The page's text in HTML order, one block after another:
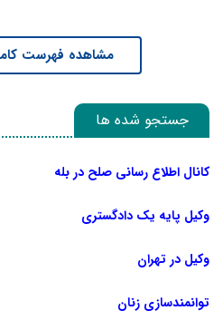
مشاهده فهرست
جستجو شده ها
کانال اطلاع رسانی صلح در بله
وکیل پایه یک دادگستری
وکیل در تهران
توانمندسازی زنان